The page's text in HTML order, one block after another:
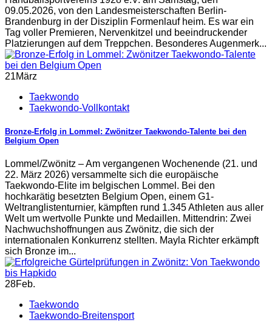
09.05.2026, von den Landesmeisterschaften Berlin-
Brandenburg in der Disziplin Formenlauf heim. Es war ein
Tag voller Premieren, Nervenkitzel und beeindruckender
Platzierungen auf dem Treppchen. Besonderes Augenmerk...
21März
Taekwondo
Taekwondo-Vollkontakt
Bronze-Erfolg in Lommel: Zwönitzer Taekwondo-Talente bei den
Belgium Open
Lommel/Zwönitz – Am vergangenen Wochenende (21. und
22. März 2026) versammelte sich die europäische
Taekwondo-Elite im belgischen Lommel. Bei den
hochkarätig besetzten Belgium Open, einem G1-
Weltranglistenturnier, kämpften rund 1.345 Athleten aus aller
Welt um wertvolle Punkte und Medaillen. Mittendrin: Zwei
Nachwuchshoffnungen aus Zwönitz, die sich der
internationalen Konkurrenz stellten. Mayla Richter erkämpft
sich Bronze im...
28Feb.
Taekwondo
Taekwondo-Breitensport